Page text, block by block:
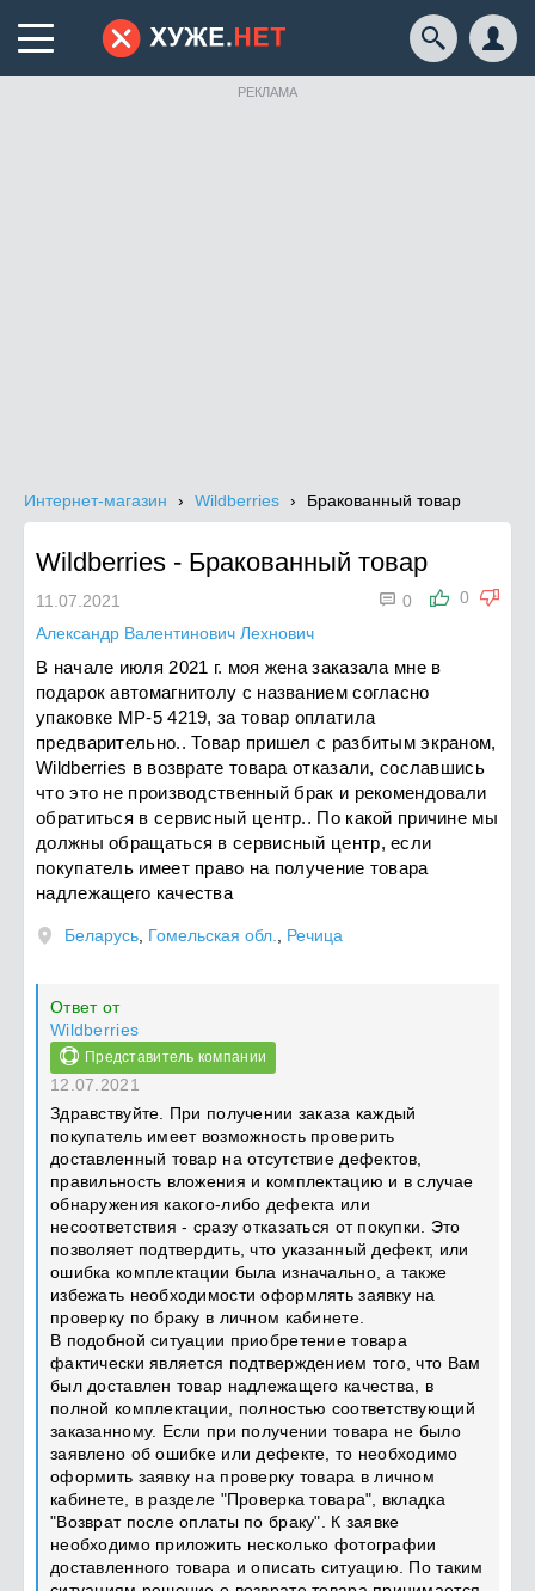
РЕКЛАМА
Интернет-магазин Wildberries Бракованный товар
Wildberries - Бракованный товар
0
 0
11.07.2021
Александр Валентинович Лехнович
В начале июля 2021 г. моя жена заказала мне в
подарок автомагнитолу с названием согласно
упаковке MP-5 4219, за товар оплатила
предварительно.. Товар пришел с разбитым экраном,
Wildberries в возврате товара отказали, сославшись
что это не производственный брак и рекомендовали
обратиться в сервисный центр.. По какой причине мы
должны обращаться в сервисный центр, если
покупатель имеет право на получение товара
надлежащего качества
Беларусь Гомельская обл. Речица
Ответ от
Wildberries
Представитель компании
12.07.2021
Здравствуйте. При получении заказа каждый
покупатель имеет возможность проверить
доставленный товар на отсутствие дефектов,
правильность вложения и комплектацию и в случае
обнаружения какого-либо дефекта или
несоответствия - сразу отказаться от покупки. Это
позволяет подтвердить, что указанный дефект, или
ошибка комплектации была изначально, а также
избежать необходимости оформлять заявку на
проверку по браку в личном кабинете.
В подобной ситуации приобретение товара
фактически является подтверждением того, что Вам
был доставлен товар надлежащего качества, в
полной комплектации, полностью соответствующий
заказанному. Если при получении товара не было
заявлено об ошибке или дефекте, то необходимо
оформить заявку на проверку товара в личном
кабинете, в разделе "Проверка товара", вкладка
"Возврат после оплаты по браку". К заявке
необходимо приложить несколько фотографии
доставленного товара и описать ситуацию. По таким